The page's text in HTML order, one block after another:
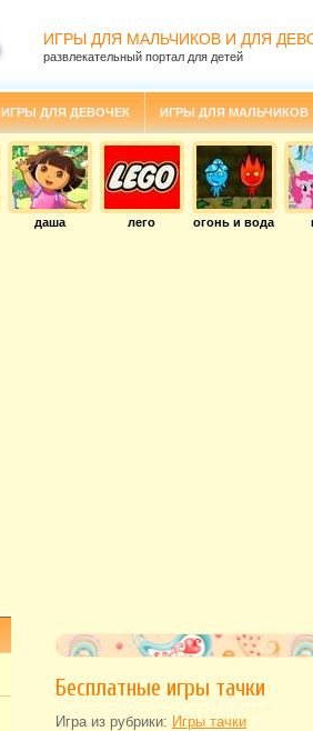
ИГРЫ ДЛЯ МАЛЬЧИКОВ И ДЛЯ
развлекательный портал для детей
ИГРЫ ДЛЯ ДЕВОЧЕК ИГРЫ ДЛЯ МАЛЬЧИКОВ
даша лего огонь и вода
Бесплатные игры тачки
Игра из рубрики: Игры тачки